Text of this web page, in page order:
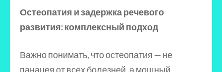
Остеопатия и задержка речевого
развития: комплексный подход
Важно понимать, что остеопатия — не
панацея от всех болезней, а мощный